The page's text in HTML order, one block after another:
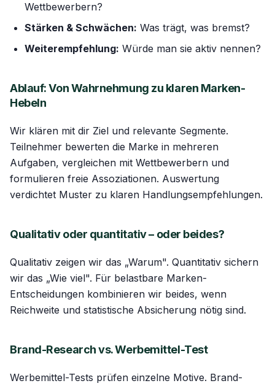
Wettbewerbern?
Stärken & Schwächen: Was trägt, was bremst?
Weiterempfehlung: Würde man sie aktiv nennen?
Ablauf: Von Wahrnehmung zu klaren Marken-
Hebeln
Wir klären mit dir Ziel und relevante Segmente.
Teilnehmer bewerten die Marke in mehreren
Aufgaben, vergleichen mit Wettbewerbern und
formulieren freie Assoziationen. Auswertung
verdichtet Muster zu klaren Handlungsempfehlungen.
Qualitativ oder quantitativ – oder beides?
Qualitativ zeigen wir das „Warum". Quantitativ sichern
wir das „Wie viel". Für belastbare Marken-
Entscheidungen kombinieren wir beides, wenn
Reichweite und statistische Absicherung nötig sind.
Brand-Research vs. Werbemittel-Test
Werbemittel-Tests prüfen einzelne Motive. Brand-